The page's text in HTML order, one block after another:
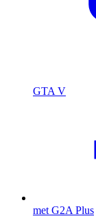
GTA V
met G2A Plus